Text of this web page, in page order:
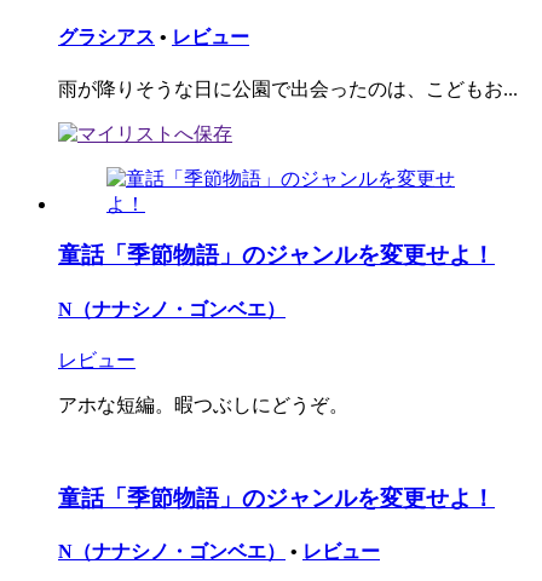
グラシアス • レビュー
雨が降りそうな日に公園で出会ったのは、こどもお...
童話「季節物語」のジャンルを変更せよ！
N（ナナシノ・ゴンベエ）
レビュー
アホな短編。暇つぶしにどうぞ。
童話「季節物語」のジャンルを変更せよ！
N（ナナシノ・ゴンベエ） • レビュー